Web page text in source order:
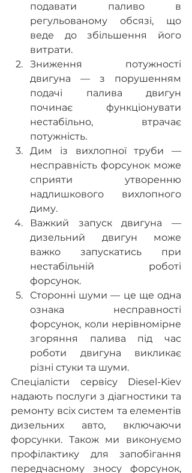
подавати паливо в
регульованому обсязі, що
веде до збільшення його
витрати.
Зниження потужності
двигуна — з порушенням
подачі палива двигун
починає функціонувати
нестабільно, втрачає
потужність.
Дим із вихлопної труби —
несправність форсунок може
сприяти утворенню
надлишкового вихлопного
диму.
Важкий запуск двигуна —
дизельний двигун може
важко запускатись при
нестабільній роботі
форсунок.
Сторонні шуми — це ще одна
ознака несправності
форсунок, коли нерівномірне
згоряння палива під час
роботи двигуна викликає
різні стуки та шуми.
Спеціалісти сервісу Diesel-Kiev
надають послуги з діагностики та
ремонту всіх систем та елементів
дизельних авто, включаючи
форсунки. Також ми виконуємо
профілактику для запобігання
передчасному зносу форсунок,